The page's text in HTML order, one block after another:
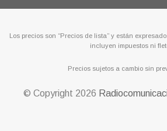
Los precios son “Precios de lista” y están
incluyen impuestos ni
Precios sujetos a cambio sin
© Copyright 2026